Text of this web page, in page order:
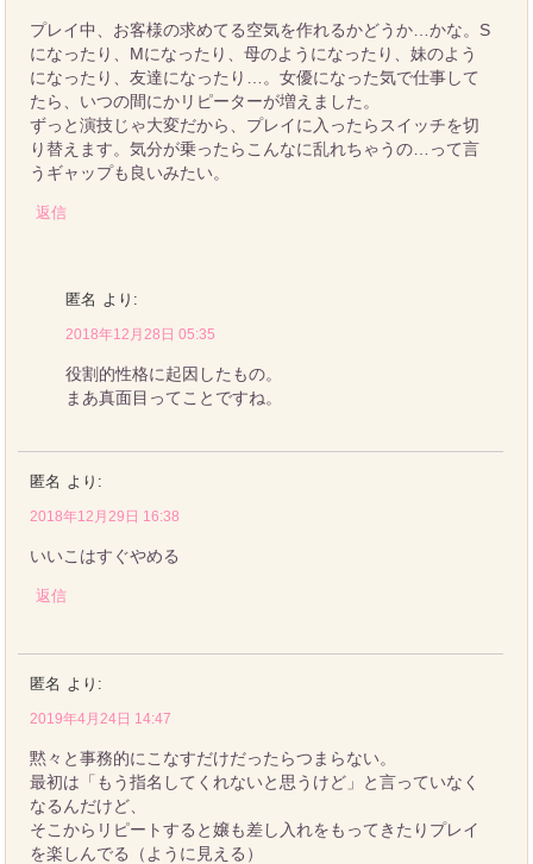
プレイ中、お客様の求めてる空気を作れるかどうか…かな。S
になったり、Mになったり、母のようになったり、妹のよう
になったり、友達になったり…。女優になった気で仕事して
たら、いつの間にかリピーターが増えました。
ずっと演技じゃ大変だから、プレイに入ったらスイッチを切
り替えます。気分が乗ったらこんなに乱れちゃうの…って言
うギャップも良いみたい。
返信
匿名 より:
2018年12月28日 05:35
役割的性格に起因したもの。
まあ真面目ってことですね。
匿名 より:
2018年12月29日 16:38
いいこはすぐやめる
返信
匿名 より:
2019年4月24日 14:47
黙々と事務的にこなすだけだったらつまらない。
最初は「もう指名してくれないと思うけど」と言っていなく
なるんだけど、
そこからリピートすると嬢も差し入れをもってきたりプレイ
を楽しんでる（ように見える）